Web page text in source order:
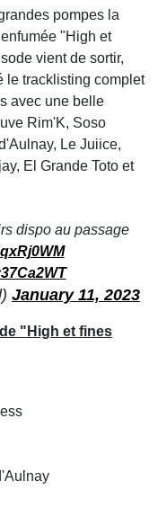
pompes la
"High et
vient de sortir,
le tracklisting complet
avec une belle
Rim'K, Soso
Le Juiice,
El Grande Toto et
dispo au passage
January 11, 2023
"High et fines